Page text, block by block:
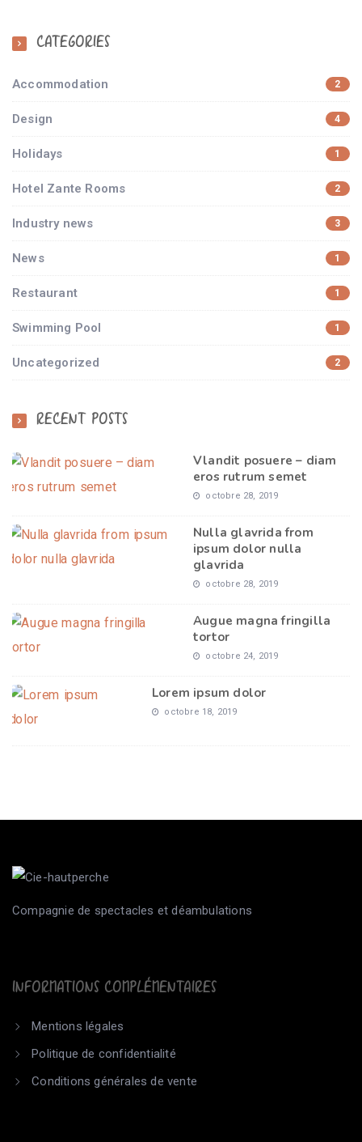
CATEGORIES
Accommodation 2
Design 4
Holidays 1
Hotel Zante Rooms 2
Industry news 3
News 1
Restaurant 1
Swimming Pool 1
Uncategorized 2
RECENT POSTS
Vlandit posuere – diam
eros rutrum semet
octobre 28, 2019
Nulla glavrida from
ipsum dolor nulla
glavrida
octobre 28, 2019
Augue magna fringilla
tortor
octobre 24, 2019
Lorem ipsum dolor
octobre 18, 2019
Compagnie de spectacles et déambulations
INFORMATIONS COMPLÉMENTAIRES
Mentions légales
Politique de confidentialité
Conditions générales de vente